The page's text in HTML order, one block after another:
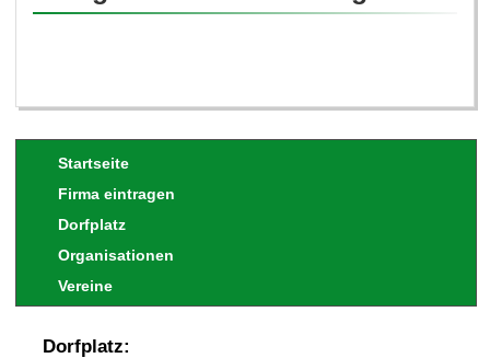
Startseite
Firma eintragen
Dorfplatz
Organisationen
Vereine
Dorfplatz: